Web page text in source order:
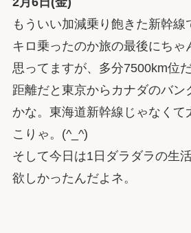
もういい加減乗り飽きた新幹線
キロ乗ったのか旅の最後にちゃ
思ってますが、多分7500km位
距離だと東京からカナダのバン
かな。東海道新幹線じゃなくて
こりゃ。(^_^)
そして今日は1日ダラダラの生
欲しかったんだよネ。